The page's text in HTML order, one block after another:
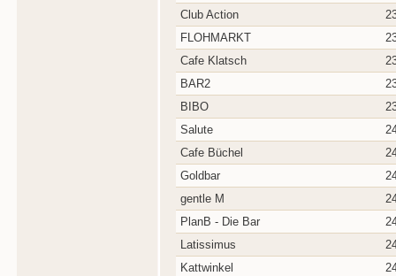
Club Action
FLOHMARKT
Cafe Klatsch
BAR2
BIBO
Salute
Cafe Büchel
Goldbar
gentle M
PlanB - Die Bar
Latissimus
Kattwinkel